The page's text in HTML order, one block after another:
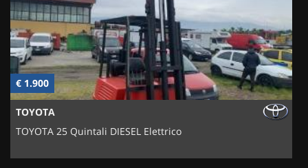
€ 1.900
TOYOTA
TOYOTA 25 Quintali DIESEL Elettrico